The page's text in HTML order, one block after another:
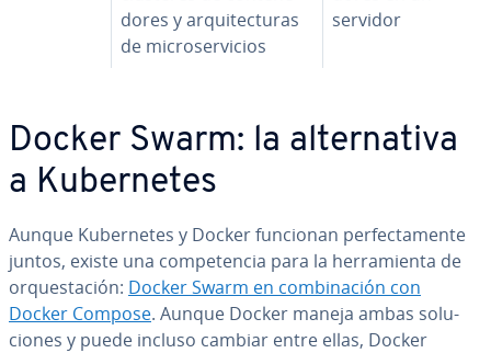
do­res y ar­qui­te­c­tu­ras
de mi­cro­se­r­vi­cios
servidor
Docker Swarm: la al­te­r­na­ti­va
a Ku­be­r­ne­tes
Aunque Ku­be­r­ne­tes y Docker funcionan pe­r­fe­c­ta­me­n­te
juntos, existe una co­m­pe­te­n­cia para la he­rra­mie­n­ta de
or­que­s­ta­ción: Docker Swarm en co­m­bi­na­ción con
Docker Compose. Aunque Docker maneja ambas so­lu­
cio­nes y puede incluso cambiar entre ellas, Docker